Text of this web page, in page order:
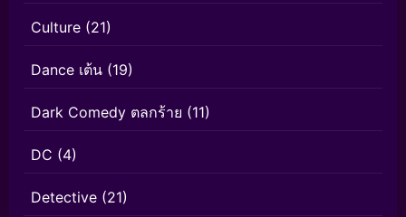
Culture (21)
Dance เต้น (19)
Dark Comedy ตลกร้าย (11)
DC (4)
Detective (21)